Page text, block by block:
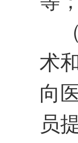
术
向
员